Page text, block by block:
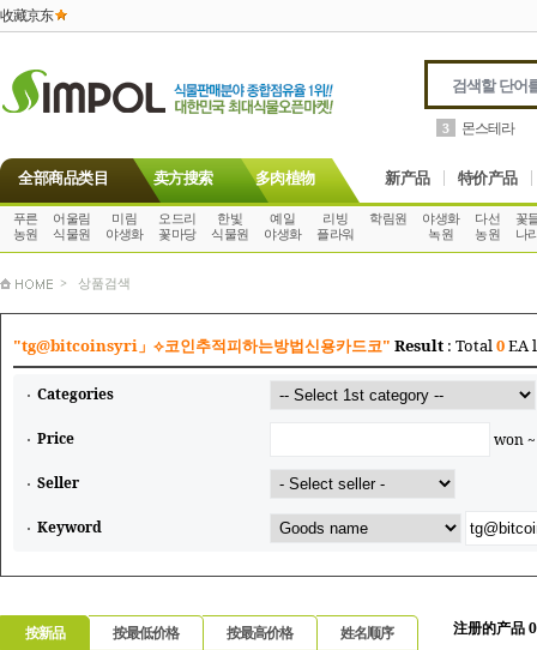
收藏京东
3 몬스테라
全部商品类目 卖方搜索 多肉植物 新产品 特价产品
푸른
농원
어울림
식물원
미림
야생화
오드리
꽃마당
한빛
식물원
예일
야생화
리빙
플라워
학림원
야생화
녹원
다선
농원
꽃
나
> 상품검색
"tg@bitcoinsyri」⟡코인추적피하는방법신용카드코" Result : Total0EA
Categories
Price won
Seller
Keyword
按新品 按最低价格 按最高价格 姓名顺序 注册的产品 0